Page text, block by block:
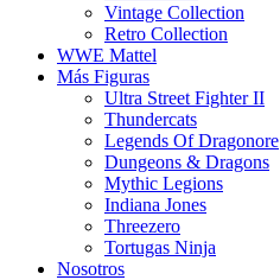
Vintage Collection
Retro Collection
WWE Mattel
Más Figuras
Ultra Street Fighter II
Thundercats
Legends Of Dragonore
Dungeons & Dragons
Mythic Legions
Indiana Jones
Threezero
Tortugas Ninja
Nosotros